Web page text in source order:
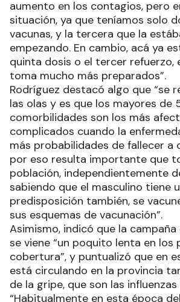
aumento en los contagios, pero
situación, ya que teníamos solo
vacunas, y la tercera que la
empezando. En cambio, acá ya
quinta dosis o el tercer refuerzo,
toma mucho más preparados”.
Rodríguez destacó algo que “se
las olas y es que los mayores de
comorbilidades son los más
complicados cuando la
más probabilidades de fallecer a
por eso resulta importante que
población, independientemente
sabiendo que el masculino tiene
predisposición también, se
sus esquemas de vacunación”.
Asimismo, indicó que la
se viene “un poquito lenta en los
cobertura”, y puntualizó que en
está circulando en la provincia
de la gripe, que son las influenzas
“Habitualmente en esta época